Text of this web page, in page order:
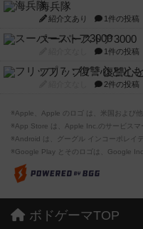
海兵隊
紹介文あり 1件の投稿
スーパーストア3000
1件の投稿
フリップ７：復讐心
2件の投稿
※Apple、Apple のロゴ は、米国および
※App Store は、Apple Inc.のサービスマ
※Android は、グーグル インコーポレイ
※Google Play とそのロゴは、Google
ボドゲーマTOP